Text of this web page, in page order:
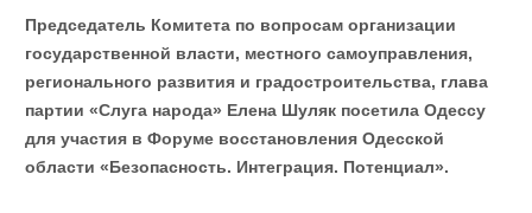
Председатель Комитета по вопросам организации
государственной власти, местного самоуправления,
регионального развития и градостроительства, глава
партии «Слуга народа» Елена Шуляк посетила Одессу
для участия в Форуме восстановления Одесской
области «Безопасность. Интеграция. Потенциал».